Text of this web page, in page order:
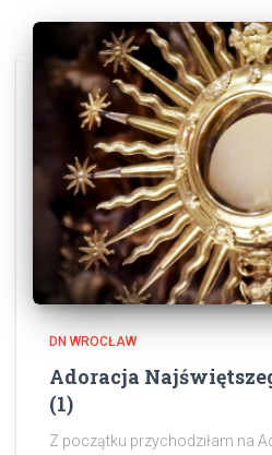
DN WROCŁAW
Adoracja
(1)
Z początku przychodziłam na